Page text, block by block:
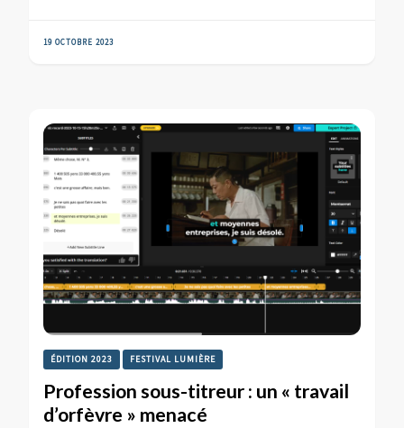
19 OCTOBRE 2023
ÉDITION 2023 FESTIVAL LUMIÈRE
Profession sous-titreur : un « travail
d’orfèvre » menacé